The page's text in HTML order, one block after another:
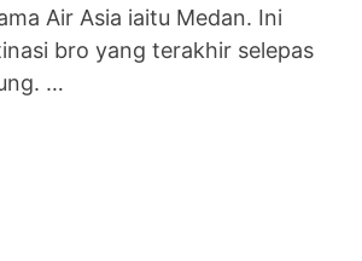
Air Asia iaitu Medan. Ini
bro yang terakhir selepas
…